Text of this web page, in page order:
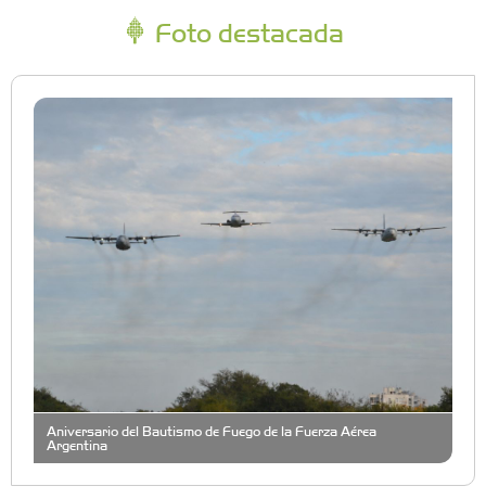
Foto destacada
Aniversario del Bautismo de Fuego de la Fuerza Aérea
Argentina